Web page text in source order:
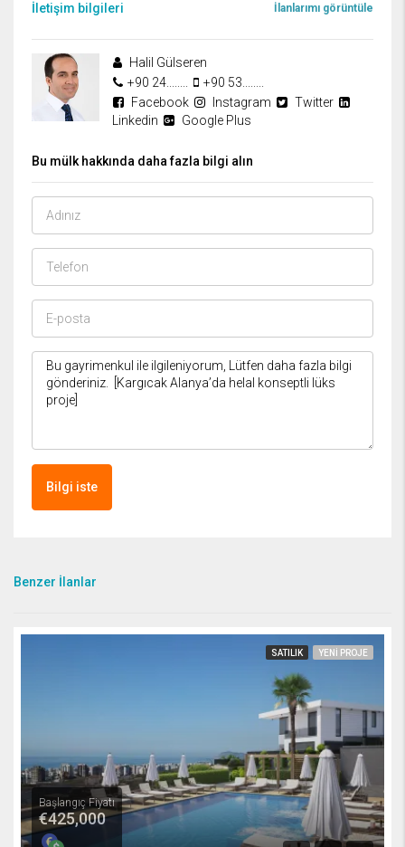
İletişim bilgileri İlanlarımı görüntüle
Halil Gülseren
+90 24........
+90 53........
Facebook
Instagram
Twitter
Linkedin
Google Plus
Bu mülk hakkında daha fazla bilgi alın
Bilgi iste
Benzer İlanlar
SATILIK YENI PROJE
Başlangıç Fiyatı
€425,000